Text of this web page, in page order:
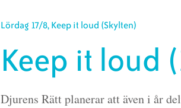
Lördag 17/8, Keep it loud (Skylten)
Keep it loud
Djurens Rätt planerar att även i år